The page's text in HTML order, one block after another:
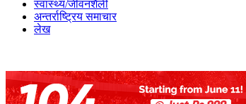
स्वास्थ्य/जीवनशैली
अन्तर्राष्ट्रिय समाचार
लेख